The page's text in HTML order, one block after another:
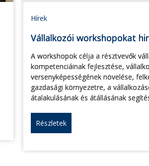
Hírek
Vállalkozói workshopokat
A workshopok célja a résztvevők
kompetenciáinak fejlesztése,
versenyképességének növelése,
gazdasági környezetre, a
átalakulásának és átállásának
Részletek